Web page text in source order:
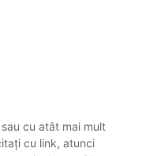
cu atât mai mult
cu link, atunci